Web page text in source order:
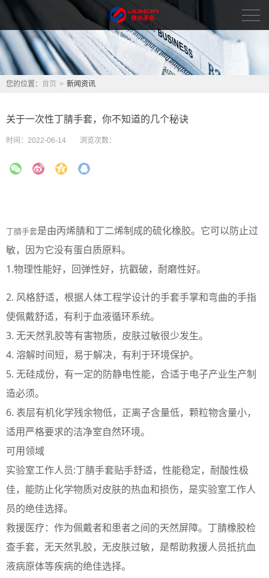
新闻资讯
English
您的位置： 首页 > 新闻资讯
关于一次性丁腈手套，你不知道的几个秘诀
时间： 2022-06-14 浏览次数：
丁腈手套是由丙烯腈和丁二烯制成的硫化橡胶。它可以防止过
敏，因为它没有蛋白质原料。
1.物理性能好，回弹性好，抗戳破，耐磨性好。
2. 风格舒适，根据人体工程学设计的手套手掌和弯曲的手指
使佩戴舒适，有利于血液循环系统。
3. 无天然乳胶等有害物质，皮肤过敏很少发生。
4. 溶解时间短，易于解决，有利于环境保护。
5. 无硅成份，有一定的防静电性能，合适于电子产业生产制
造必须。
6. 表层有机化学残余物低，正离子含量低，颗粒物含量小，
适用严格要求的洁净室自然环境。
可用领域
实验室工作人员:丁腈手套贴手舒适，性能稳定，耐酸性极
佳，能防止化学物质对皮肤的热血和损伤，是实验室工作人
员的绝佳选择。
救援医疗：作为佩戴者和患者之间的天然屏障。丁腈橡胶检
查手套，无天然乳胶，无皮肤过敏，是帮助救援人员抵抗血
液病原体等疾病的绝佳选择。